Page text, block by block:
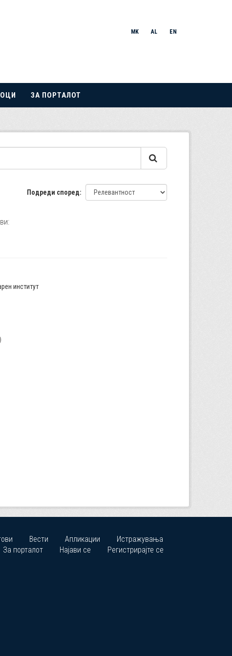
MK AL EN
ЗА ПОРТАЛОТ
Подреди според
институт
)
Вести Апликации
Истражувања
За порталот Најави се Регистрирајте се